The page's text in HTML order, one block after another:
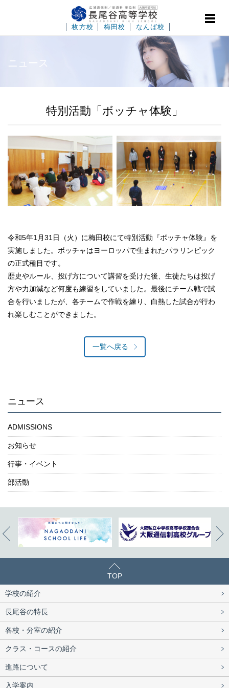
│枚方校 梅田校 なんば校
ニュース
特別活動「ボッチャ体験」
令和5年1月31日（火）に梅田校にて特別活動『ボッチャ体験』を
実施しました。ボッチャはヨーロッパで生まれたパラリンピック
の正式種目です。
歴史やルール、投げ方について講習を受けた後、生徒たちは投げ
方や力加減など何度も練習をしていました。最後にチーム戦で試
合を行いましたが、各チームで作戦を練り、白熱した試合が行わ
れ楽しむことができました。
一覧へ戻る
ニュース
ADMISSIONS
お知らせ
行事・イベント
部活動
TOP
学校の紹介
長尾谷の特長
各校・分室の紹介
クラス・コースの紹介
進路について
入学案内